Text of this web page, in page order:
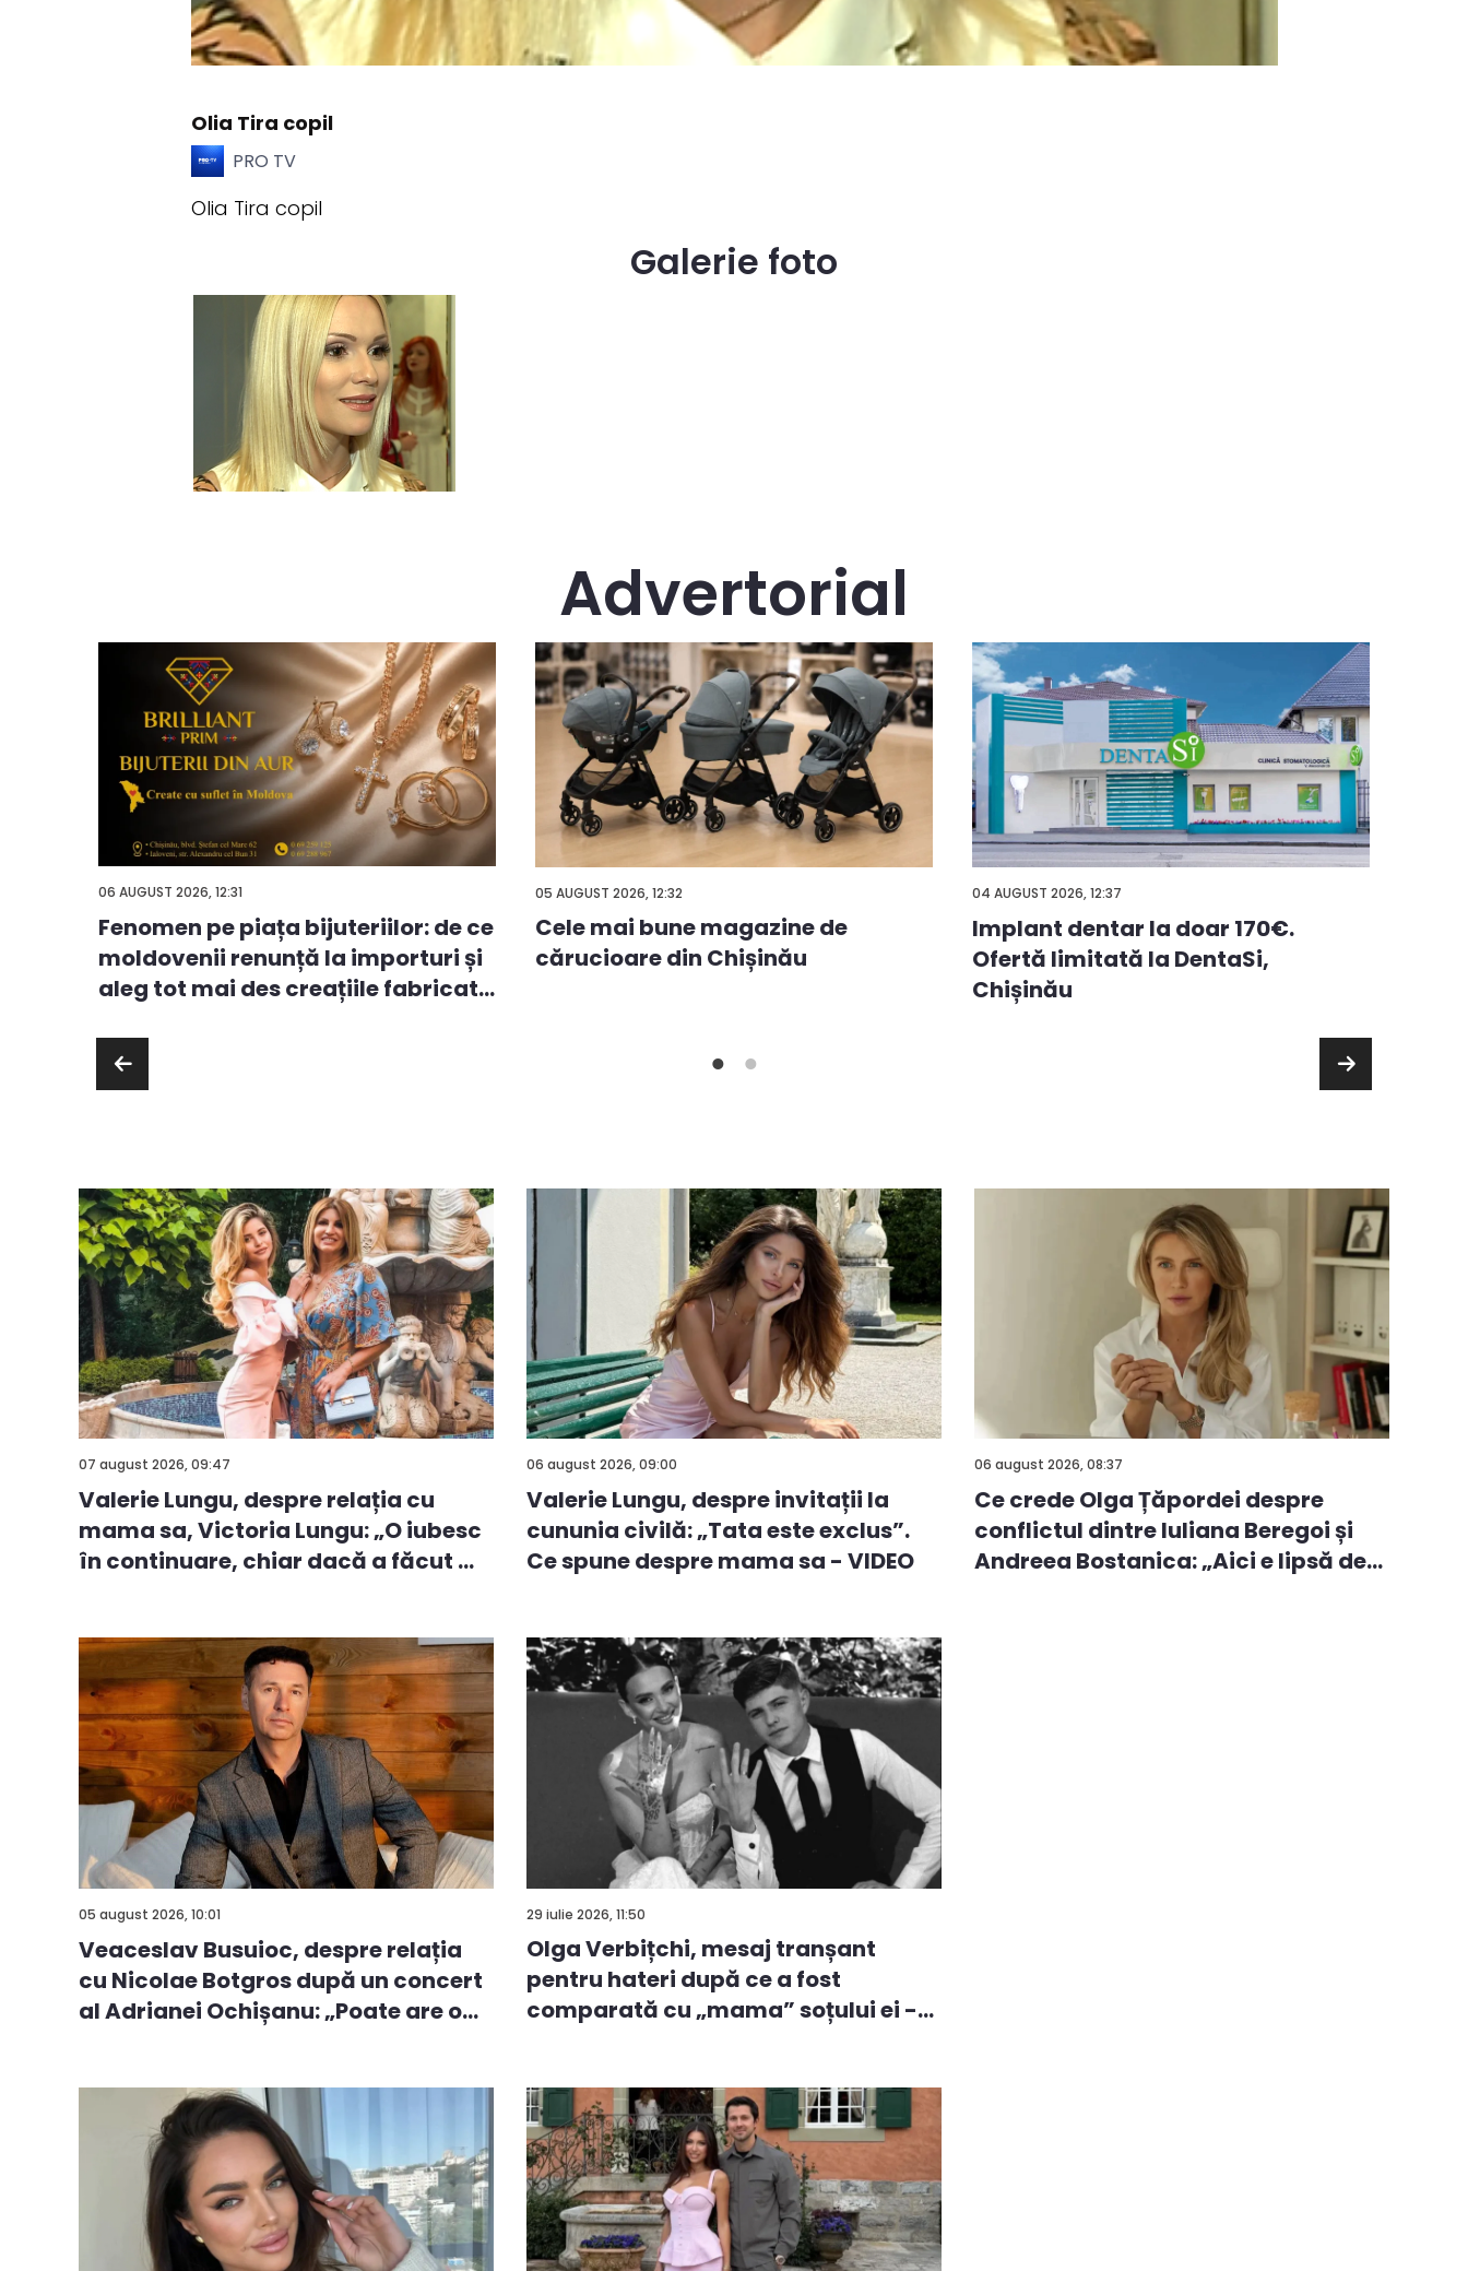
Olia Tira copil
PRO TV
Olia Tira copil
Galerie foto
Advertorial
06 AUGUST 2026, 12:31
Fenomen pe piața bijuteriilor: de ce
moldovenii renunță la importuri și
aleg tot mai des creațiile fabricat...
05 AUGUST 2026, 12:32
Cele mai bune magazine de
cărucioare din Chișinău
04 AUGUST 2026, 12:37
Implant dentar la doar 170€.
Ofertă limitată la DentaSi,
Chișinău
07 august 2026, 09:47
Valerie Lungu, despre relația cu
mama sa, Victoria Lungu: „O iubesc
în continuare, chiar dacă a făcut ...
06 august 2026, 09:00
Valerie Lungu, despre invitații la
cununia civilă: „Tata este exclus”.
Ce spune despre mama sa - VIDEO
06 august 2026, 08:37
Ce crede Olga Țăpordei despre
conflictul dintre Iuliana Beregoi și
Andreea Bostanica: „Aici e lipsă de
05 august 2026, 10:01
Veaceslav Busuioc, despre relația
cu Nicolae Botgros după un concert
al Adrianei Ochișanu: „Poate are o...
29 iulie 2026, 11:50
Olga Verbițchi, mesaj tranșant
pentru hateri după ce a fost
comparată cu „mama” soțului ei -